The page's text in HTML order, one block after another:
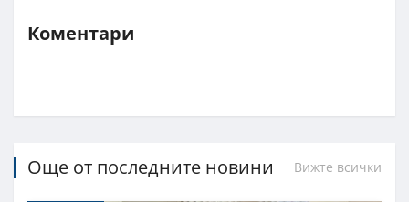
Коментари
Още от последните новини Вижте всички